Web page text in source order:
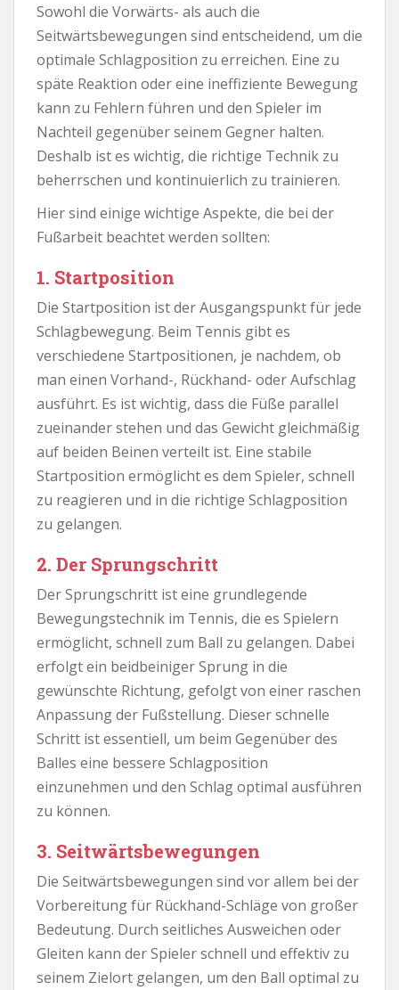
Sowohl die Vorwärts- als auch die
Seitwärtsbewegungen sind entscheidend, um die
optimale Schlagposition zu erreichen. Eine zu
späte Reaktion oder eine ineffiziente Bewegung
kann zu Fehlern führen und den Spieler im
Nachteil gegenüber seinem Gegner halten.
Deshalb ist es wichtig, die richtige Technik zu
beherrschen und kontinuierlich zu trainieren.
Hier sind einige wichtige Aspekte, die bei der
Fußarbeit beachtet werden sollten:
1. Startposition
Die Startposition ist der Ausgangspunkt für jede
Schlagbewegung. Beim Tennis gibt es
verschiedene Startpositionen, je nachdem, ob
man einen Vorhand-, Rückhand- oder Aufschlag
ausführt. Es ist wichtig, dass die Füße parallel
zueinander stehen und das Gewicht gleichmäßig
auf beiden Beinen verteilt ist. Eine stabile
Startposition ermöglicht es dem Spieler, schnell
zu reagieren und in die richtige Schlagposition
zu gelangen.
2. Der Sprungschritt
Der Sprungschritt ist eine grundlegende
Bewegungstechnik im Tennis, die es Spielern
ermöglicht, schnell zum Ball zu gelangen. Dabei
erfolgt ein beidbeiniger Sprung in die
gewünschte Richtung, gefolgt von einer raschen
Anpassung der Fußstellung. Dieser schnelle
Schritt ist essentiell, um beim Gegenüber des
Balles eine bessere Schlagposition
einzunehmen und den Schlag optimal ausführen
zu können.
3. Seitwärtsbewegungen
Die Seitwärtsbewegungen sind vor allem bei der
Vorbereitung für Rückhand-Schläge von großer
Bedeutung. Durch seitliches Ausweichen oder
Gleiten kann der Spieler schnell und effektiv zu
seinem Zielort gelangen, um den Ball optimal zu